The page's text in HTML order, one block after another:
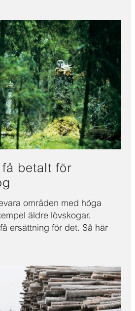
betalt för
områden med höga
äldre lövskogar.
ersättning för det. Så här